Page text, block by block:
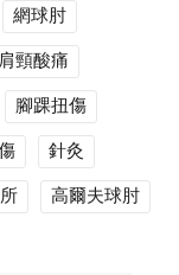
網球肘
頸酸痛
腳踝扭傷
針灸
高爾夫球肘